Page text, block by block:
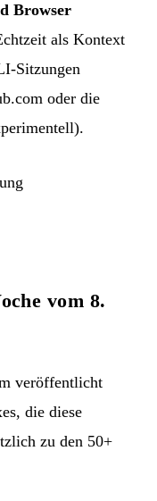
Browser
als Kontext
Sitzungen
oder die
vom 8.
veröffentlicht
die diese
zu den 50+